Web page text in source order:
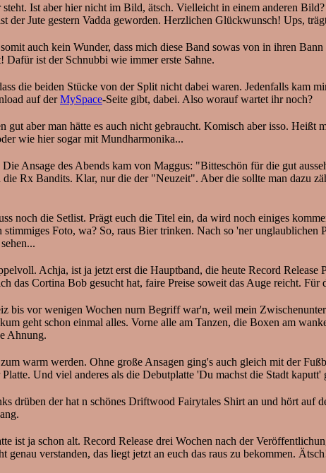
Ist aber hier nicht im Bild, ätsch. Vielleicht in einem anderen
Jute gestern Vadda geworden. Herzlichen Glückwunsch! Ups,
auch kein Wunder, dass mich diese Band sowas von in ihren
ist der Schnubbi wie immer erste Sahne.
die beiden Stücke von der Split nicht dabei waren. Jedenfalls kam
auf derMySpace-Seite gibt, dabei. Also worauf wartet ihr noch?
aber man hätte es auch nicht gebraucht. Komisch aber isso. Heißt
wie hier sogar mit Mundharmonika...
Ansage des Abends kam von Maggus: "Bitteschön für die gut
Rx Bandits. Klar, nur die der "Neuzeit". Aber die sollte man dazu
noch die Setlist. Prägt euch die Titel ein, da wird noch einiges
Foto, wa? So, raus Bier trinken. Nach so 'ner unglaublichen
Achja, ist ja jetzt erst die Hauptband, die heute Record Release
das Cortina Bob gesucht hat, faire Preise soweit das Auge reicht.
bis vor wenigen Wochen nurn Begriff war'n, weil mein
geht schon einmal alles. Vorne alle am Tanzen, die Boxen am
Ahnung.
warm werden. Ohne große Ansagen ging's auch gleich mit der
Und viel anderes als die Debutplatte 'Du machst die Stadt kaputt'
drüben der hat n schönes Driftwood Fairytales Shirt an und hört auf
ist ja schon alt. Record Release drei Wochen nach der
verstanden, das liegt jetzt an euch das raus zu bekommen.